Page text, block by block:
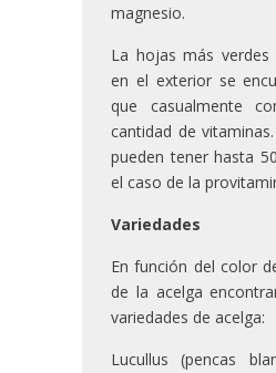
magnesio.
La hojas más
en el exterior se
que casualmente
cantidad de
pueden tener hasta
el caso de la
Variedades
En función del color
de la acelga
variedades de acelga:
Lucullus (pencas